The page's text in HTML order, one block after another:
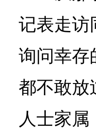
记表走访
询问幸存
都不敢放
人士家